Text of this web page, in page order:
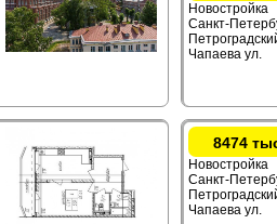
Новостройка
Санкт-
Чапаева ул.
8474
Новостройка
Санкт-
Чапаева ул.